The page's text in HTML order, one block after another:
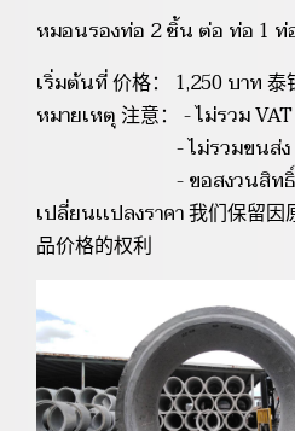
หมอนรองท่อ 2 ชิ้น ต่อ ท่อ 1
เริ่มต้นที่ 价格： 1,250 บาท 泰
หมายเหตุ 注意： - ไม่รวม
- ไม่รวมขนส่ง 不
- ขอสงวนสิทธิ์ในก
เปลี่ยนเเปลงราคา 我们保留
品价格的权利